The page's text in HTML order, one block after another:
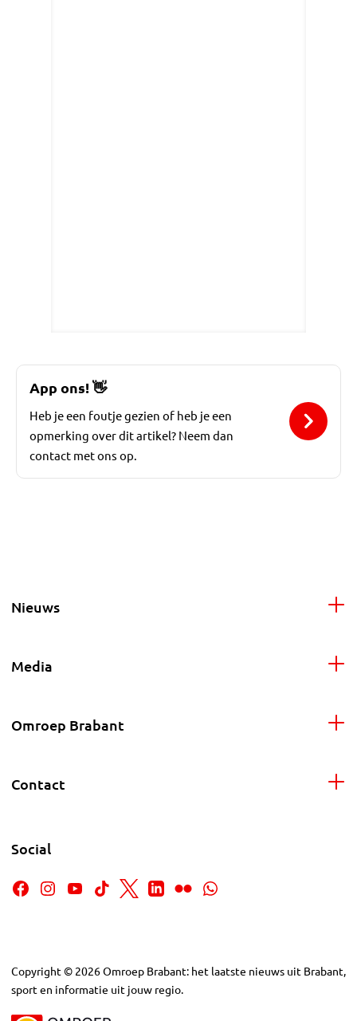
App ons! 👋
Heb je een foutje gezien of heb je een
opmerking over dit artikel? Neem dan
contact met ons op.
Nieuws
Media
Omroep Brabant
Contact
Social
Copyright © 2026Omroep Brabant: het laatste nieuws uit Brabant,
sport en informatie uit jouw regio.